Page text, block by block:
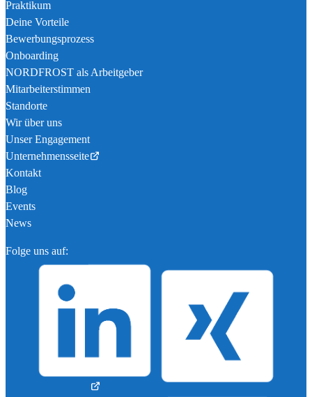
Praktikum
Deine Vorteile
Bewerbungsprozess
Onboarding
NORDFROST als Arbeitgeber
Mitarbeiterstimmen
Standorte
Wir über uns
Unser Engagement
Unternehmensseite
Kontakt
Blog
Events
News
Folge uns auf: